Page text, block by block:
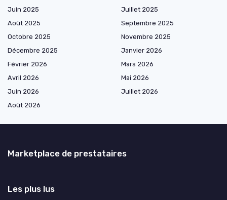
Juin 2025
Juillet 2025
Août 2025
Septembre 2025
Octobre 2025
Novembre 2025
Décembre 2025
Janvier 2026
Février 2026
Mars 2026
Avril 2026
Mai 2026
Juin 2026
Juillet 2026
Août 2026
Marketplace de prestataires
Les plus lus